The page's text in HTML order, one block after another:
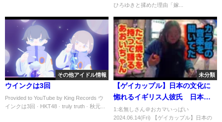
ひろゆきと揉めた理由「嫁...
その他アイドル情報
ウインクは3回
Provided to YouTube by King Records ウ
インクは3回 · HKT48 · truly truth · 秋元...
未分類
【ゲイカップル】日本の文化に
惚れるイギリス人彼氏 日本旅
行＃2
1:名無しさん＠おカマいっぱい
2024.06.14(Fri) 【ゲイカップル】日本の